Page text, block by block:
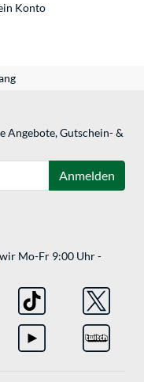
Konto
Angebote, Gutschein- &
Anmelden
Mo-Fr 9:00 Uhr -